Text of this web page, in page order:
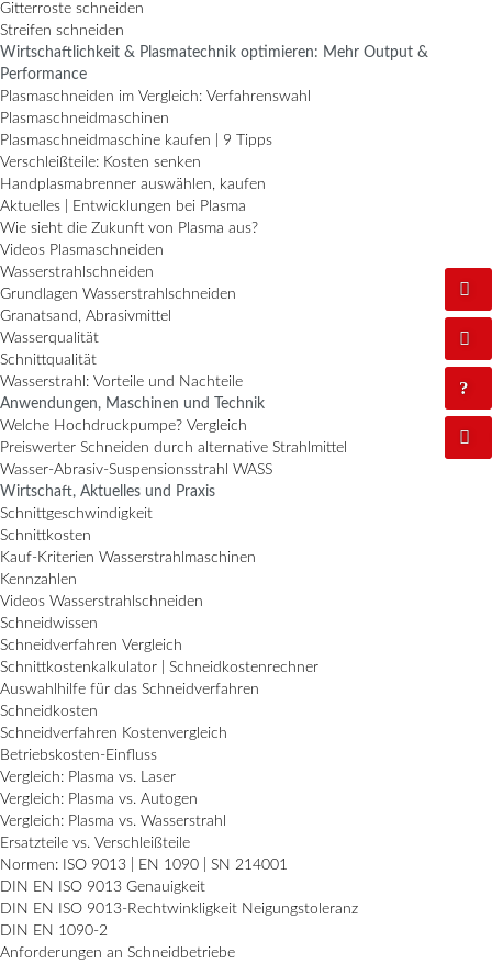
Gitterroste schneiden
Streifen schneiden
Wirtschaftlichkeit & Plasmatechnik optimieren: Mehr Output &
Performance
Plasmaschneiden im Vergleich: Verfahrenswahl
Plasmaschneidmaschinen
Plasmaschneidmaschine kaufen | 9 Tipps
Verschleißteile: Kosten senken
Handplasmabrenner auswählen, kaufen
Aktuelles | Entwicklungen bei Plasma
Wie sieht die Zukunft von Plasma aus?
Videos Plasmaschneiden
Wasserstrahlschneiden
Grundlagen Wasserstrahlschneiden
Granatsand, Abrasivmittel
Wasserqualität
Schnittqualität
Wasserstrahl: Vorteile und Nachteile
Anwendungen, Maschinen und Technik
Welche Hochdruckpumpe? Vergleich
Preiswerter Schneiden durch alternative Strahlmittel
Wasser-Abrasiv-Suspensionsstrahl WASS
Wirtschaft, Aktuelles und Praxis
Schnittgeschwindigkeit
Schnittkosten
Kauf-Kriterien Wasserstrahlmaschinen
Kennzahlen
Videos Wasserstrahlschneiden
Schneidwissen
Schneidverfahren Vergleich
Schnittkostenkalkulator | Schneidkostenrechner
Auswahlhilfe für das Schneidverfahren
Schneidkosten
Schneidverfahren Kostenvergleich
Betriebskosten-Einfluss
Vergleich: Plasma vs. Laser
Vergleich: Plasma vs. Autogen
Vergleich: Plasma vs. Wasserstrahl
Ersatzteile vs. Verschleißteile
Normen: ISO 9013 | EN 1090 | SN 214001
DIN EN ISO 9013 Genauigkeit
DIN EN ISO 9013-Rechtwinkligkeit Neigungstoleranz
DIN EN 1090-2
Anforderungen an Schneidbetriebe